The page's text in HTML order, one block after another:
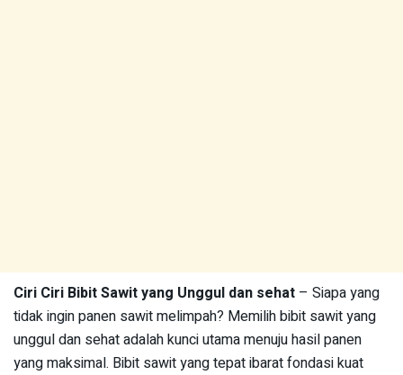
Ciri Ciri Bibit Sawit yang Unggul dan sehat – Siapa yang
tidak ingin panen sawit melimpah? Memilih bibit sawit yang
unggul dan sehat adalah kunci utama menuju hasil panen
yang maksimal. Bibit sawit yang tepat ibarat fondasi kuat